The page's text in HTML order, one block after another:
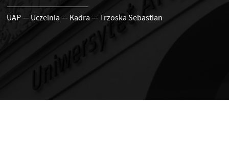
UAP— Uczelnia — Kadra —Trzoska Sebastian